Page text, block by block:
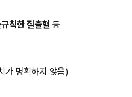
칙한 질출혈 등
가 명확하지 않음)